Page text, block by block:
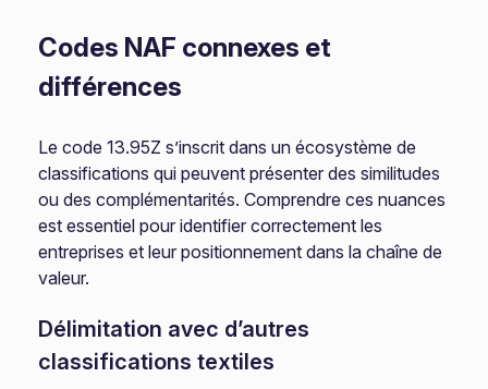
Codes NAF connexes et
différences
Le code 13.95Z s’inscrit dans un écosystème de
classifications qui peuvent présenter des similitudes
ou des complémentarités. Comprendre ces nuances
est essentiel pour identifier correctement les
entreprises et leur positionnement dans la chaîne de
valeur.
Délimitation avec d’autres
classifications textiles